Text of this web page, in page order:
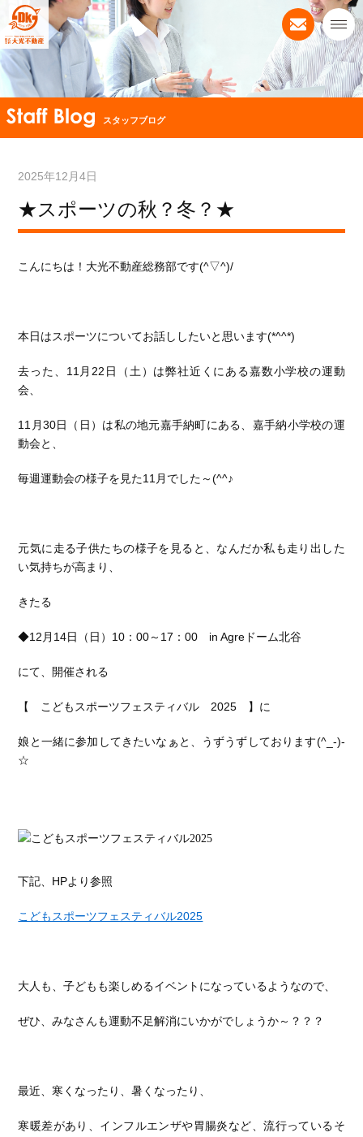
スタッフブログ
2025年12月4日
★スポーツの秋？冬？★
こんにちは！ 大光不動産総務部です(^▽^)/
本日はスポーツについてお話ししたいと思います(*^^*)
去った、11月22日（土）は弊社近くにある嘉数小学校の運動
会、
11月30日（日）は私の地元嘉手納町にある、嘉手納小学校の運
動会と、
毎週運動会の様子を見た11月でした～(^^♪
元気に走る子供たちの様子を見ると、なんだか私も走り出した
い気持ちが高まり、
きたる
◆12月14日（日）10：00～17：00 in Agreドーム北谷
にて、開催される
【 こどもスポーツフェスティバル 2025 】に
娘と一緒に参加してきたいなぁと、うずうずしております(^_-)-
☆
下記、HPより参照
こどもスポーツフェスティバル2025
大人も、子どもも楽しめるイベントになっているようなので、
ぜひ、みなさんも運動不足解消にいかがでしょうか～？？？
最近、寒くなったり、暑くなったり、
寒暖差があり、インフルエンザや胃腸炎など、流行っているそ